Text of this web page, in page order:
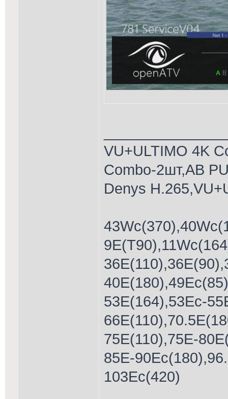
VU+ULTIMO 4K
Combo-2шт,AB
Denys
53E(164),53Ес-
75E(110),75Е-
85E-
103Ec(420)